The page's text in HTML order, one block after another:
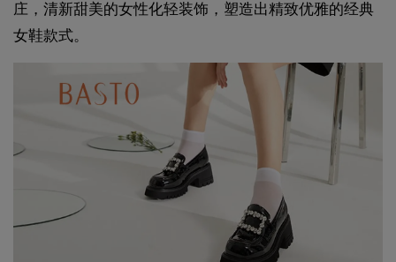
庄，清新甜美的女性化轻装饰，塑造出精致优雅的经典
女鞋款式。